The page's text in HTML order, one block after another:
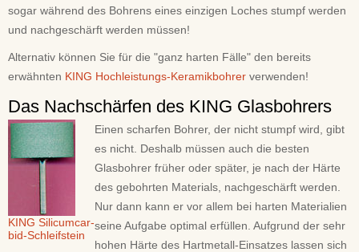
sogar während des Bohrens eines einzigen Loches stumpf werden
und nachgeschärft werden müssen!
Alternativ können Sie für die "ganz harten Fälle" den bereits
erwähnten KING Hochleistungs-Keramikbohrer verwenden!
Das Nachschärfen des KING Glasbohrers
KING Silicumcar-
bid-Schleifstein
Einen scharfen Bohrer, der nicht stumpf wird, gibt
es nicht. Deshalb müssen auch die besten
Glasbohrer früher oder später, je nach der Härte
des gebohrten Materials, nachgeschärft werden.
Nur dann kann er vor allem bei harten Materialien
seine Aufgabe optimal erfüllen. Aufgrund der sehr
hohen Härte des Hartmetall-Einsatzes lassen sich